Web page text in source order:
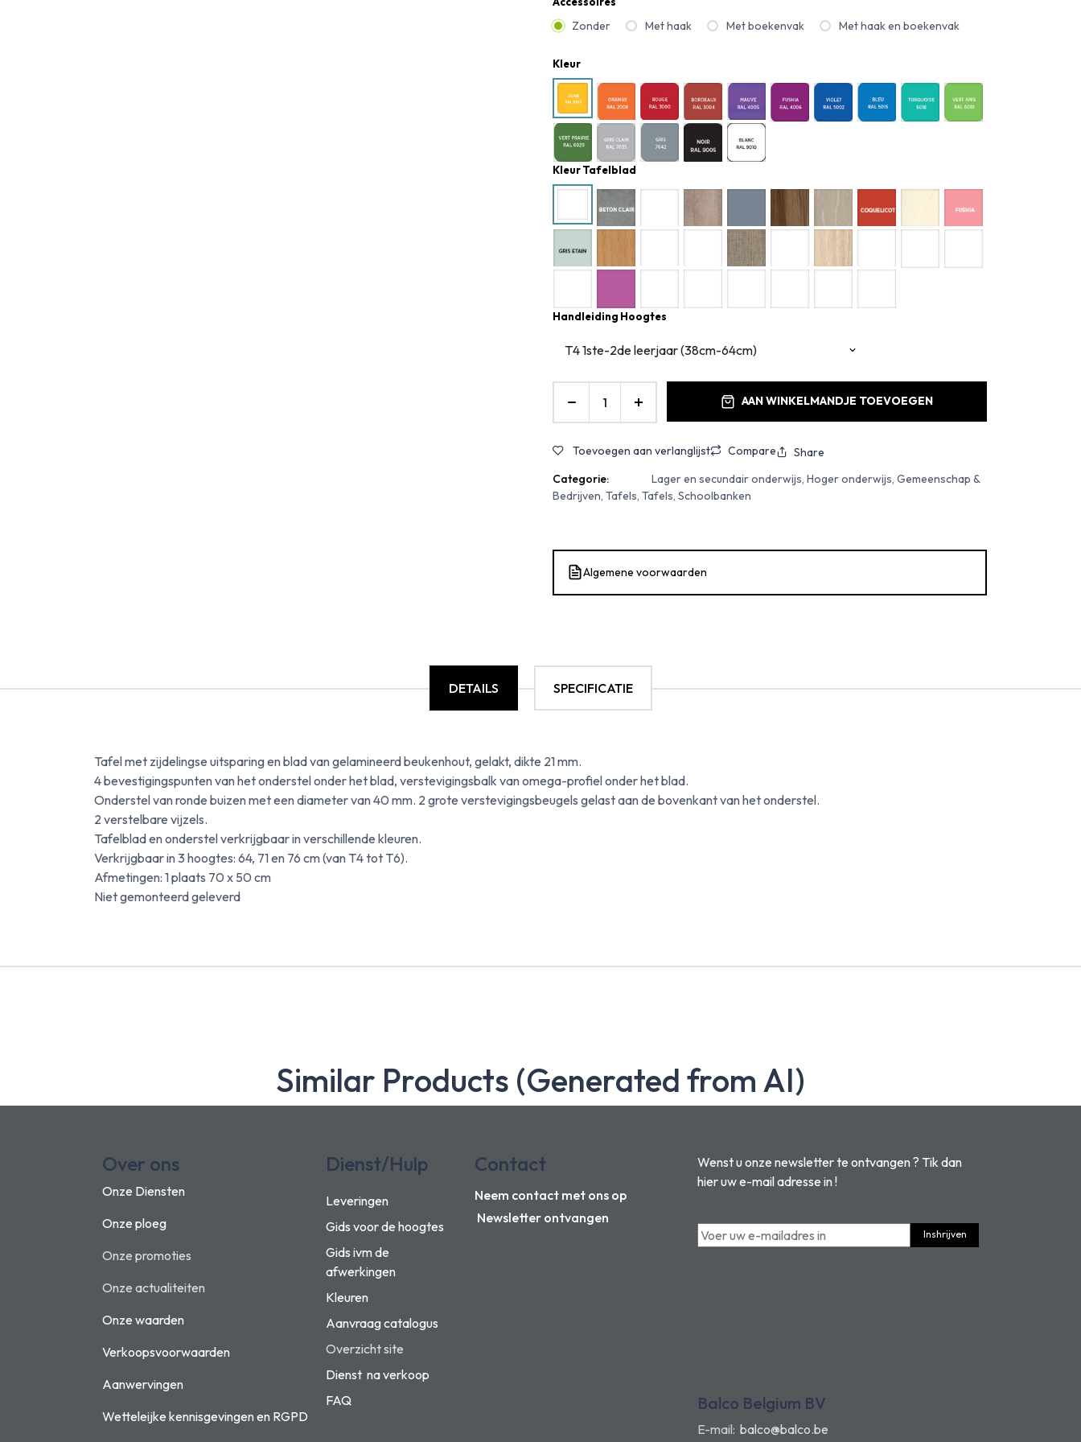
Zonder Met haak Met boekenvak Met haak en boekenvak
Kleur
Kleur Tafelblad
Handleiding Hoogtes
AAN WINKELMANDJE TOEVOEGEN
Toevoegen aan verlanglijst Compare
Share
Categorie:
Lager en secundair onderwijs, Hoger onderwijs, Gemeenschap &
Bedrijven, Tafels, Tafels, Schoolbanken
Algemene voorwaarden
DETAILS SPECIFICATIE
Tafel met zijdelingse uitsparing en blad van gelamineerd beukenhout, gelakt, dikte 21 mm.
4 bevestigingspunten van het onderstel onder het blad, verstevigingsbalk van omega-profiel onder het blad.
Onderstel van ronde buizen met een diameter van 40 mm. 2 grote verstevigingsbeugels gelast aan de bovenkant van het onderstel.
2 verstelbare vijzels.
Tafelblad en onderstel verkrijgbaar in verschillende kleuren.
Verkrijgbaar in 3 hoogtes: 64, 71 en 76 cm (van T4 tot T6).
Afmetingen: 1 plaats 70 x 50 cm
Niet gemonteerd geleverd
Similar Products (Generated from AI)
Over ons
Onze Diensten
Onze ploeg
Onze promoties
Onze actualiteiten
Onze waarden
Verkoopsvoorwaarden
Aanwervingen
Wetteleijke kennisgevingen en RGPD
Dienst/Hulp
Leveringen
Gids voor de hoogtes
Gids ivm de
afwerkingen
Kleuren
Aanvraag catalogus
Overzicht site
Dienst na verkoop
FAQ
Wenst u onze newsletter te ontvangen ? Tik dan
hier uw e-mail adresse in !
Inshrijven
Balco Belgium BV
E-mail: balco@balco.be
Contact
Neem contact met ons op
Newsletter ontvangen